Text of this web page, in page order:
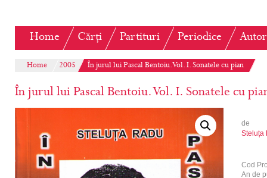
Home Cărți Partituri Periodice
Home 2005 În jurul lui Pascal Bentoiu. Vol. I. Sonatele cu pian
În jurul lui Pascal Bentoiu. Vol. I. Sonatele cu
de
Steluța
Cod
An de